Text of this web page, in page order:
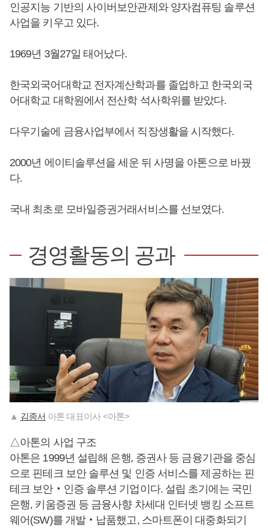
인공지능 기반의 사이버보안관제와 양자컴퓨팅 솔루션
사업을 키우고 있다.
1969년 3월27일 태어났다.
한국외국어대학교 전자계산학과를 졸업하고 한국외국
어대학교 대학원에서 전산학 석사학위를 받았다.
다우기술에 금융사업부에서 직장생활을 시작했다.
2000년 에이티솔루션을 세운 뒤 사명을 아톤으로 바꿨
다.
국내 최초로 모바일증권거래서비스를 선보였다.
경영활동의 공과
▲ 김종서 아톤 대표이사 <아톤>
△아톤의 사업 구조
아톤은 1999년 설립해 은행, 증권사 등 금융기관을 중심
으로 핀테크 보안 솔루션 및 인증 서비스를 제공하는 핀
테크 보안‧인증 솔루션 기업이다. 설립 초기에는 국민
은행, 키움증권 등 금융사향 차세대 인터넷 뱅킹 소프트
웨어(SW)를 개발‧납품했고, 스마트폰이 대중화되기